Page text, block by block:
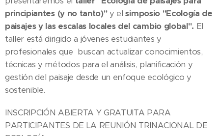
principiantes (y no tanto)"y elsimposio "Ecología de
paisajes y las escalas locales del cambio global". El
taller está dirigido a jóvenes estudiantes y
profesionales que buscan actualizar conocimientos,
técnicas y métodos para el análisis, planificación y
gestión del paisaje desde un enfoque ecológico y
sostenible.
INSCRIPCIÓN ABIERTA Y GRATUITA PARA
PARTICIPANTES DE LA REUNIÓN TRINACIONAL DE